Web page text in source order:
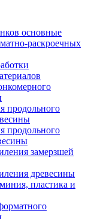
основные
раскроечных
продольного
продольного
замерзшей
древесины
пластика и